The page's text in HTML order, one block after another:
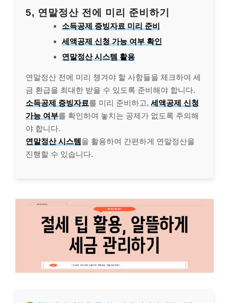
5, 연말정산 전에 미리 준비하기
소득공제 증빙자료 미리 준비
세액공제 신청 가능 여부 확인
연말정산 시스템 활용
연말정산 전에 미리 챙겨야 할 사항들을 체크하여 세
금 환급을 최대한 받을 수 있도록 준비해야 합니다.
소득공제 증빙자료를 미리 준비하고, 세액공제 신청
가능 여부를 확인하여 놓치는 공제가 없도록 주의해
야 합니다.
연말정산 시스템을 활용하여 간편하게 연말정산을
진행할 수 있습니다.